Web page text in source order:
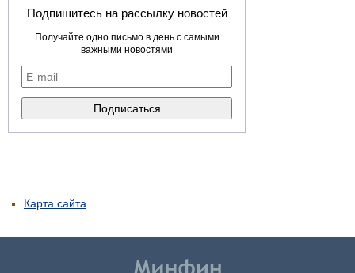
Подпишитесь на рассылку новостей
Получайте одно письмо в день с самыми
важными новостями
Карта сайта